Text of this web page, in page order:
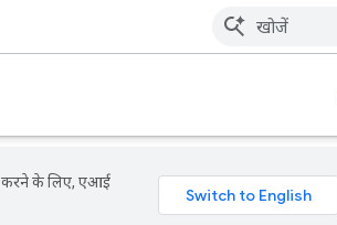
करने के लिए, एआई